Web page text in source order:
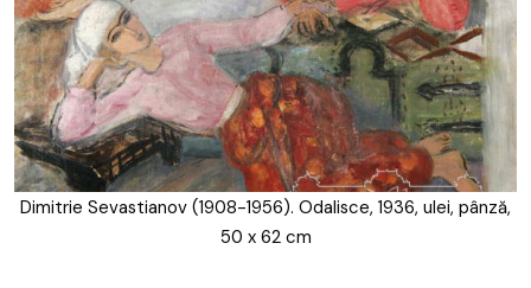
Dimitrie Sevastianov (1908-1956). Odalisce, 1936, ulei, pânză,
50 x 62 cm